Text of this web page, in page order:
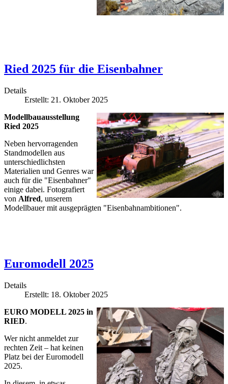
Ried 2025 für die Eisenbahner
Details
Erstellt: 21. Oktober 2025
Modellbauausstellung
Ried 2025
Neben hervorragenden
Standmodellen aus
unterschiedlichsten
Materialien und Genres war
auch für die "Eisenbahner"
einige dabei. Fotografiert
von Alfred, unserem
Modellbauer mit ausgeprägten "Eisenbahnambitionen".
Euromodell 2025
Details
Erstellt: 18. Oktober 2025
EURO MODELL 2025 in
RIED.
Wer nicht anmeldet zur
rechten Zeit – hat keinen
Platz bei der Euromodell
2025.